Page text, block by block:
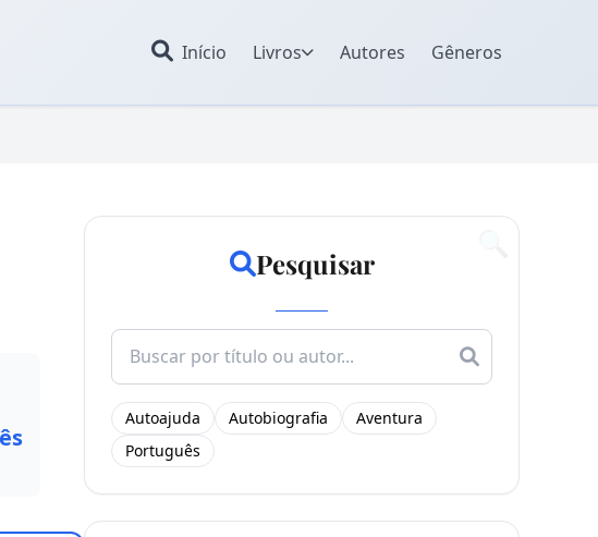
Início Livros Autores Gêneros
Pesquisar
Search
for:
Autoajuda Autobiografia
Aventura
Português